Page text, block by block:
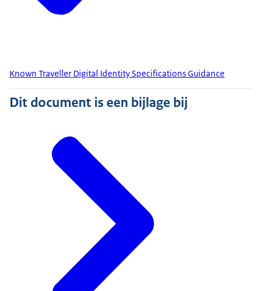
Known Traveller Digital Identity Specifications Guidance
Dit document is een bijlage bij